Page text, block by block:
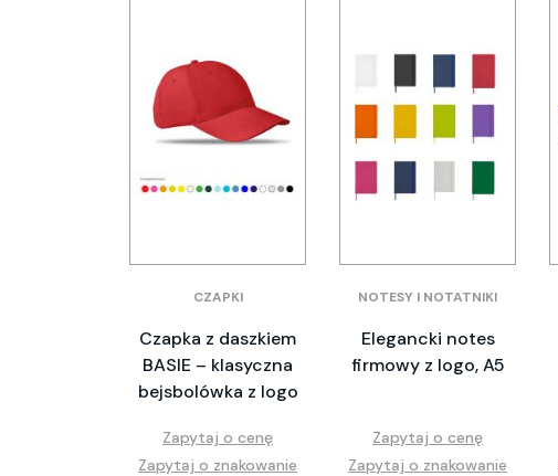
CZAPKI
Czapka z daszkiem
BASIE – klasyczna
bejsbolówka z logo
Zapytaj o cenę
Zapytaj o znakowanie
NOTESY I NOTATNIKI
Elegancki notes
firmowy z logo, A5
Zapytaj o cenę
Zapytaj o znakowanie